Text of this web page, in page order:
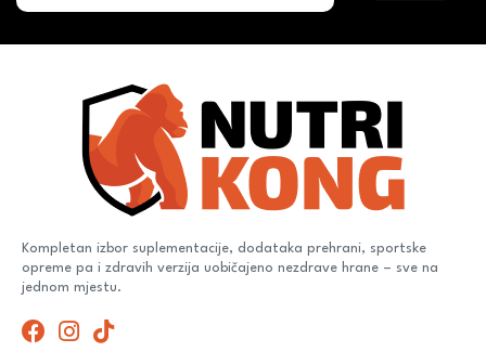
Kompletan izbor suplementacije, dodataka prehrani, sportske
opreme pa i zdravih verzija uobičajeno nezdrave hrane – sve na
jednom mjestu.